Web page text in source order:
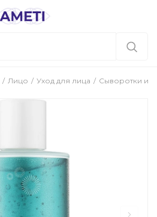
Лицо Уход для лица Сыворотки и